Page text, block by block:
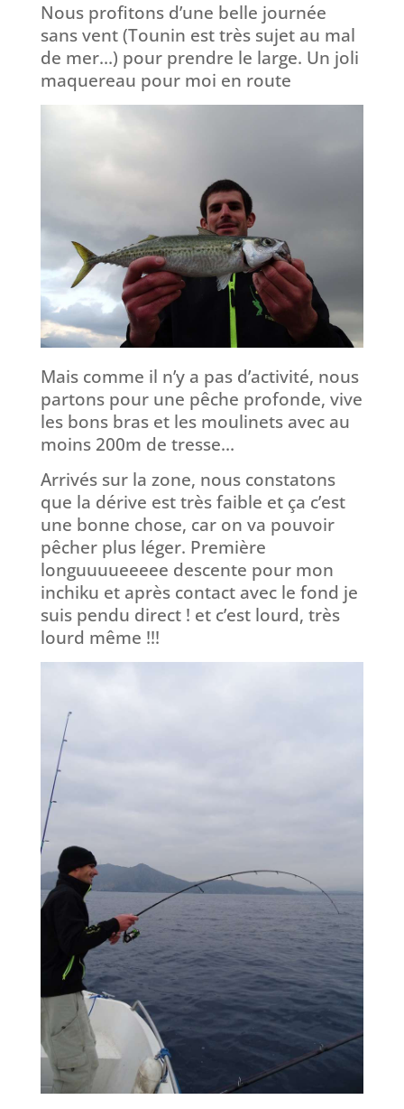
Nous profitons d’une belle journée
sans vent (Tounin est très sujet au mal
de mer…) pour prendre le large. Un joli
maquereau pour moi en route
Mais comme il n’y a pas d’activité, nous
partons pour une pêche profonde, vive
les bons bras et les moulinets avec au
moins 200m de tresse…
Arrivés sur la zone, nous constatons
que la dérive est très faible et ça c’est
une bonne chose, car on va pouvoir
pêcher plus léger. Première
longuuuueeeee descente pour mon
inchiku et après contact avec le fond je
suis pendu direct ! et c’est lourd, très
lourd même !!!